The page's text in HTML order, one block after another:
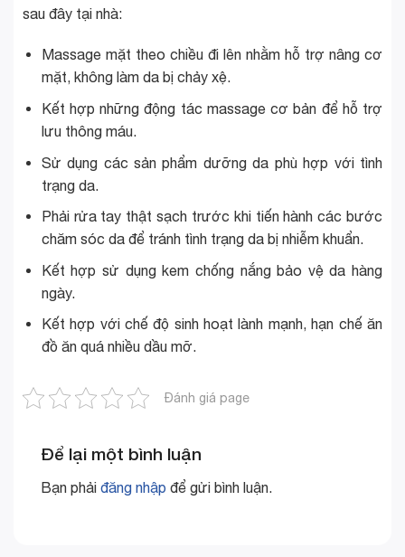
sau đây tại nhà:
Massage mặt theo chiều đi lên nhằm hỗ trợ nâng cơ
mặt, không làm da bị chảy xệ.
Kết hợp những động tác massage cơ bản để hỗ trợ
lưu thông máu.
Sử dụng các sản phẩm dưỡng da phù hợp với tình
trạng da.
Phải rửa tay thật sạch trước khi tiến hành các bước
chăm sóc da để tránh tình trạng da bị nhiễm khuẩn.
Kết hợp sử dụng kem chống nắng bảo vệ da hàng
ngày.
Kết hợp với chế độ sinh hoạt lành mạnh, hạn chế ăn
đồ ăn quá nhiều dầu mỡ.
Đánh giá page
Để lại một bình luận
Bạn phải đăng nhập để gửi bình luận.